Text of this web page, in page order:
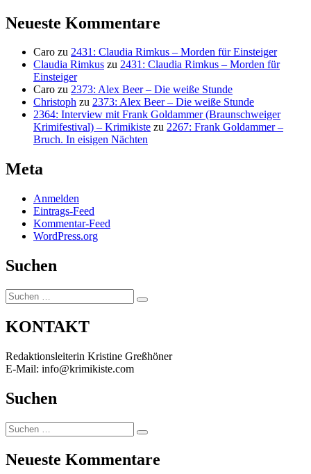
Neueste Kommentare
Caro zu 2431: Claudia Rimkus – Morden für Einsteiger
Claudia Rimkus zu 2431: Claudia Rimkus – Morden für
Einsteiger
Caro zu 2373: Alex Beer – Die weiße Stunde
Christoph zu 2373: Alex Beer – Die weiße Stunde
2364: Interview mit Frank Goldammer (Braunschweiger
Krimifestival) – Krimikiste zu 2267: Frank Goldammer –
Bruch. In eisigen Nächten
Meta
Anmelden
Eintrags-Feed
Kommentar-Feed
WordPress.org
Suchen
Suchen
nach:
Suchen
KONTAKT
Redaktionsleiterin Kristine Greßhöner
E-Mail: info@krimikiste.com
Suchen
Suchen
nach:
Suchen
Neueste Kommentare